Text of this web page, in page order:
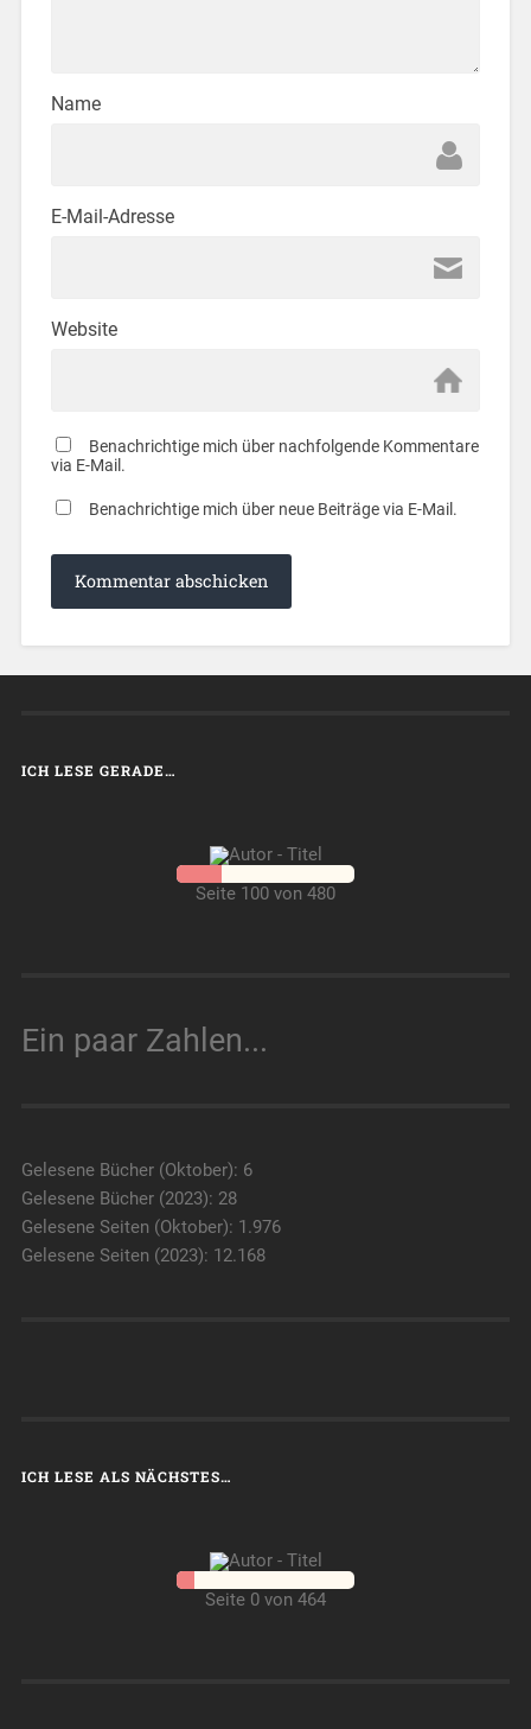
Name
E-Mail-Adresse
Website
Benachrichtige mich über nachfolgende Kommentare
via E-Mail.
Benachrichtige mich über neue Beiträge via E-Mail.
ICH LESE GERADE…
Seite 100 von 480
Ein paar Zahlen...
Gelesene Bücher (Oktober): 6
Gelesene Bücher (2023): 28
Gelesene Seiten (Oktober): 1.976
Gelesene Seiten (2023): 12.168
ICH LESE ALS NÄCHSTES…
Seite 0 von 464